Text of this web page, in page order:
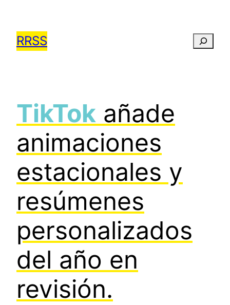
contenido
RRSS
TikTok añade
animaciones
estacionales y
resúmenes
personalizados
del año en
revisión.